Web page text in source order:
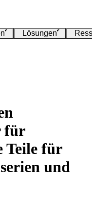
Lösungen
für
Teile für
und